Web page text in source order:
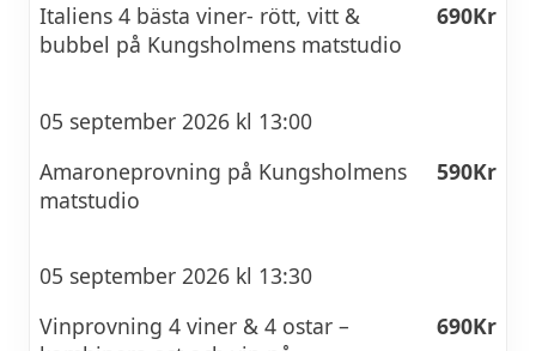
Italiens 4 bästa viner- rött, vitt &
bubbel på Kungsholmens matstudio
690Kr
05 september 2026 kl 13:00
Amaroneprovning på Kungsholmens
matstudio
590Kr
05 september 2026 kl 13:30
Vinprovning 4 viner & 4 ostar –
690Kr